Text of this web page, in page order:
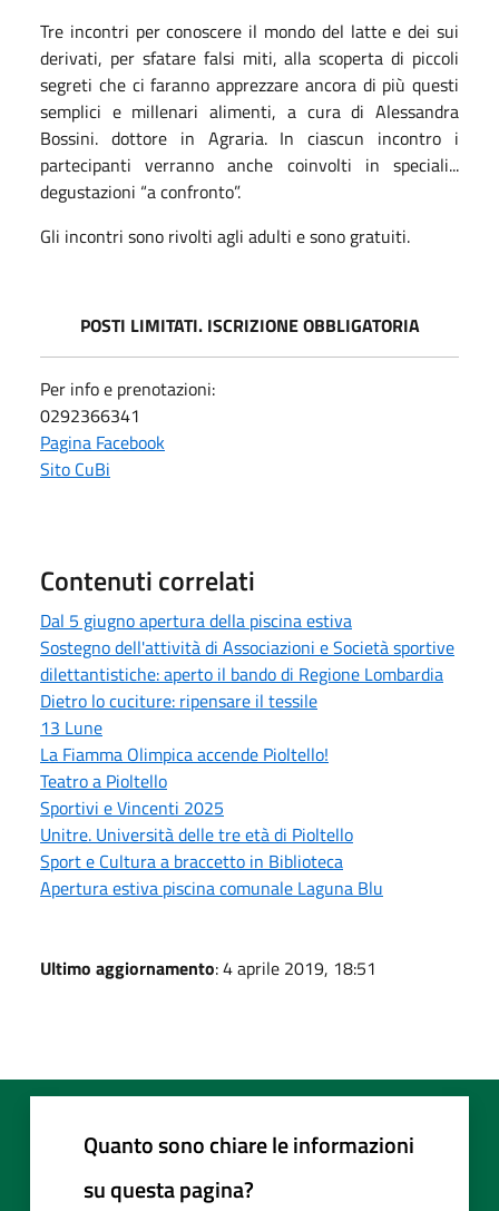
Tre incontri per conoscere il mondo del latte e dei sui
derivati, per sfatare falsi miti, alla scoperta di piccoli
segreti che ci faranno apprezzare ancora di più questi
semplici e millenari alimenti, a cura di Alessandra
Bossini. dottore in Agraria. In ciascun incontro i
partecipanti verranno anche coinvolti in speciali...
degustazioni “a confronto”.
Gli incontri sono rivolti agli adulti e sono gratuiti.
POSTI LIMITATI. ISCRIZIONE OBBLIGATORIA
Per info e prenotazioni:
0292366341
Pagina Facebook
Sito CuBi
Contenuti correlati
Dal 5 giugno apertura della piscina estiva
Sostegno dell'attività di Associazioni e Società sportive
dilettantistiche: aperto il bando di Regione Lombardia
Dietro lo cuciture: ripensare il tessile
13 Lune
La Fiamma Olimpica accende Pioltello!
Teatro a Pioltello
Sportivi e Vincenti 2025
Unitre. Università delle tre età di Pioltello
Sport e Cultura a braccetto in Biblioteca
Apertura estiva piscina comunale Laguna Blu
Ultimo aggiornamento: 4 aprile 2019, 18:51
Quanto sono chiare le informazioni
su questa pagina?